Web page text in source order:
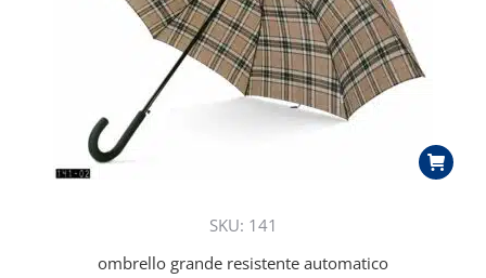
SKU: 141
ombrello grande resistente automatico